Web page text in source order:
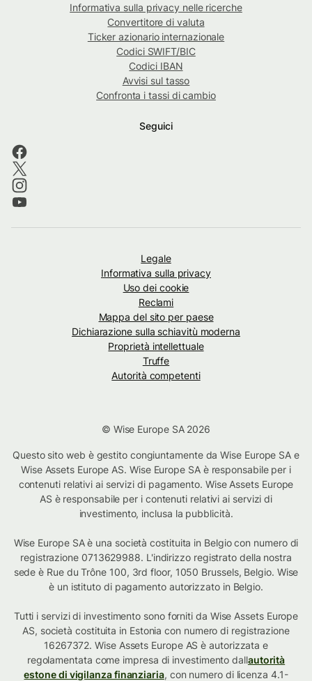
Informativa sulla privacy nelle ricerche
Convertitore di valuta
Ticker azionario internazionale
Codici SWIFT/BIC
Codici IBAN
Avvisi sul tasso
Confronta i tassi di cambio
Seguici
Legale
Informativa sulla privacy
Uso dei cookie
Reclami
Mappa del sito per paese
Dichiarazione sulla schiavitù moderna
Proprietà intellettuale
Truffe
Autorità competenti
© Wise Europe SA 2026
Questo sito web è gestito congiuntamente da Wise Europe SA e
Wise Assets Europe AS. Wise Europe SA è responsabile per i
contenuti relativi ai servizi di pagamento. Wise Assets Europe
AS è responsabile per i contenuti relativi ai servizi di
investimento, inclusa la pubblicità.
Wise Europe SA è una società costituita in Belgio con numero di
registrazione 0713629988. L'indirizzo registrato della nostra
sede è Rue du Trône 100, 3rd floor, 1050 Brussels, Belgio. Wise
è un istituto di pagamento autorizzato in Belgio.
Tutti i servizi di investimento sono forniti da Wise Assets Europe
AS, società costituita in Estonia con numero di registrazione
16267372. Wise Assets Europe AS è autorizzata e
regolamentata come impresa di investimento dallautorità
estone di vigilanza finanziaria, con numero di licenza 4.1-